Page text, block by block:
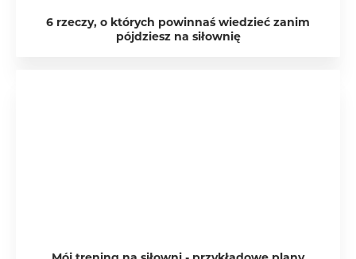
6 rzeczy, o których powinnaś wiedzieć zanim
pójdziesz na siłownię